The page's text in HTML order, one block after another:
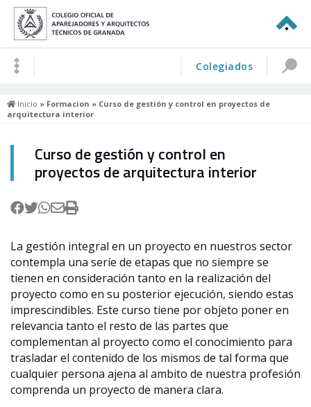
Colegiados
Inicio » Formacion » Curso de gestión y control en proyectos de
arquitectura interior
Curso de gestión y control en
proyectos de arquitectura interior
La gestión integral en un proyecto en nuestros sector
contempla una seríe de etapas que no siempre se
tienen en consideración tanto en la realización del
proyecto como en su posterior ejecución, siendo estas
imprescindibles. Este curso tiene por objeto poner en
relevancia tanto el resto de las partes que
complementan al proyecto como el conocimiento para
trasladar el contenido de los mismos de tal forma que
cualquier persona ajena al ambito de nuestra profesión
comprenda un proyecto de manera clara.